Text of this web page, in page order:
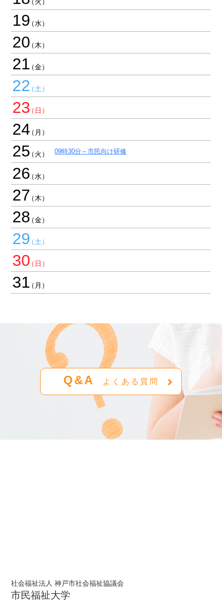
19
20
21
22
23
24
25
09時30分～市民向け研修
26
27
28
29
30
31
Q&A よくある質問
社会福祉法人 神戸市社会福祉協議会
市民福祉大学